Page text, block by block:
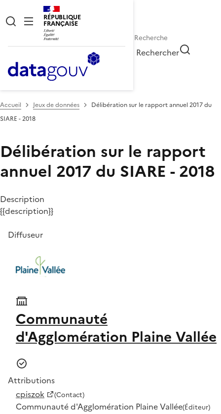
RÉPUBLIQUE
FRANÇAISE
Rechercher
Accueil Jeux de données
Délibération sur le rapport annuel 2017 du
SIARE - 2018
Délibération sur le rapport
annuel 2017 du SIARE - 2018
Description
{{description}}
Diffuseur
Communauté
d'Agglomération Plaine Vallée
Attributions
cpiszok
(Contact)
Communauté d'Agglomération Plaine Vallée(Éditeur)